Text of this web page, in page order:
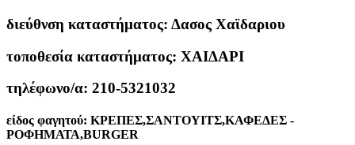
διεύθνση καταστήματος: Δασος Χαϊδαριου
τοποθεσία καταστήματος: ΧΑΙΔΑΡΙ
τηλέφωνο/α: 210-5321032
είδος φαγητού: ΚΡΕΠΕΣ,ΣΑΝΤΟΥΙΤΣ,ΚΑΦΕΔΕΣ -
ΡΟΦΗΜΑΤΑ,BURGER